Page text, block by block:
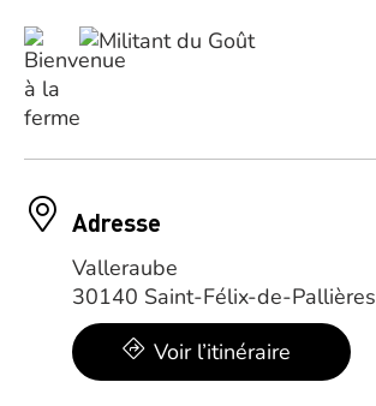
Adresse
Valleraube
30140 Saint-Félix-de-Pallières
Voir l’itinéraire